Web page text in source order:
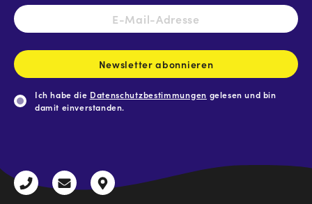
E-
Mail-
Newsletter abonnieren
Ich habe die Datenschutzbestimmungen gelesen und bin
damit einverstanden.
+43
radio@freequenns.at
Kulturhausstraße